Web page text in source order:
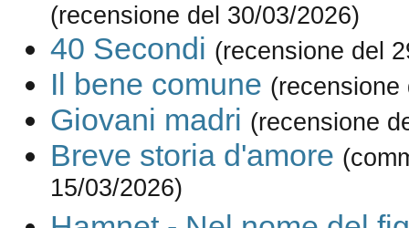
(recensione del 30/03/2026)
40 Secondi (recensione del
Il bene comune (recensione
Giovani madri (recensione
Breve storia d'amore
15/03/2026)